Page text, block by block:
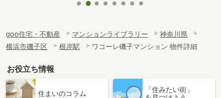
goo住宅・不動産 マンションライブラリー
神奈川県
横浜市磯子区
根岸駅 ワコーレ磯子マンション 物件詳細
お役立ち情報
住まいのコラム
「住みたい街」